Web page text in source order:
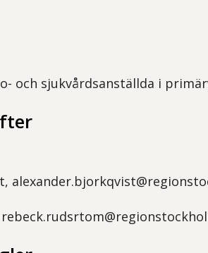
och sjukvårdsanställda i